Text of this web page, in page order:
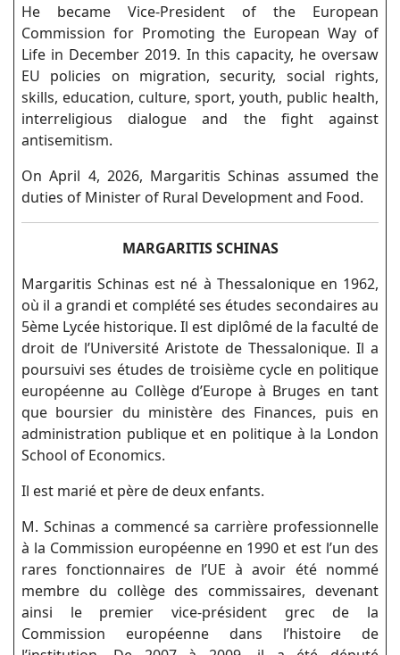
He became Vice-President of the European
Commission for Promoting the European Way of
Life in December 2019. In this capacity, he oversaw
EU policies on migration, security, social rights,
skills, education, culture, sport, youth, public health,
interreligious dialogue and the fight against
antisemitism.
On April 4, 2026, Margaritis Schinas assumed the
duties of Minister of Rural Development and Food.
MARGARITIS SCHINAS
Margaritis Schinas est né à Thessalonique en 1962,
où il a grandi et complété ses études secondaires au
5ème Lycée historique. Il est diplômé de la faculté de
droit de l’Université Aristote de Thessalonique. Il a
poursuivi ses études de troisième cycle en politique
européenne au Collège d’Europe à Bruges en tant
que boursier du ministère des Finances, puis en
administration publique et en politique à la London
School of Economics.
Il est marié et père de deux enfants.
M. Schinas a commencé sa carrière professionnelle
à la Commission européenne en 1990 et est l’un des
rares fonctionnaires de l’UE à avoir été nommé
membre du collège des commissaires, devenant
ainsi le premier vice-président grec de la
Commission européenne dans l’histoire de